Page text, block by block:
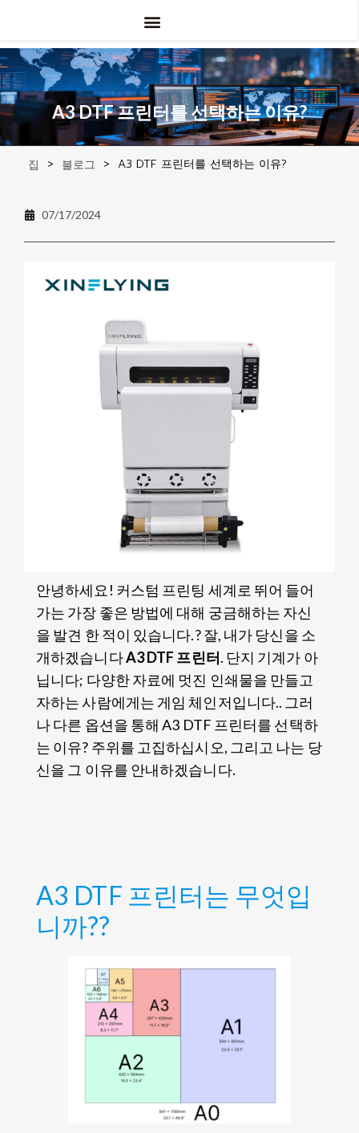
A3 DTF 프린터를 선택하는 이유?
집 > 블로그 > A3 DTF 프린터를 선택하는 이유?
07/17/2024
안녕하세요! 커스텀 프린팅 세계로 뛰어 들어
가는 가장 좋은 방법에 대해 궁금해하는 자신
을 발견 한 적이 있습니다.? 잘, 내가 당신을 소
개하겠습니다A3 DTF 프린터. 단지 기계가 아
닙니다; 다양한 자료에 멋진 인쇄물을 만들고
자하는 사람에게는 게임 체인저입니다.. 그러
나 다른 옵션을 통해 A3 DTF 프린터를 선택하
는 이유? 주위를 고집하십시오, 그리고 나는 당
신을 그 이유를 안내하겠습니다.
A3 DTF 프린터는 무엇입
니까??